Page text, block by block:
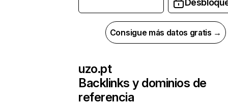
Consigue más datos gratis →
uzo.pt
Backlinks y dominios de
referencia